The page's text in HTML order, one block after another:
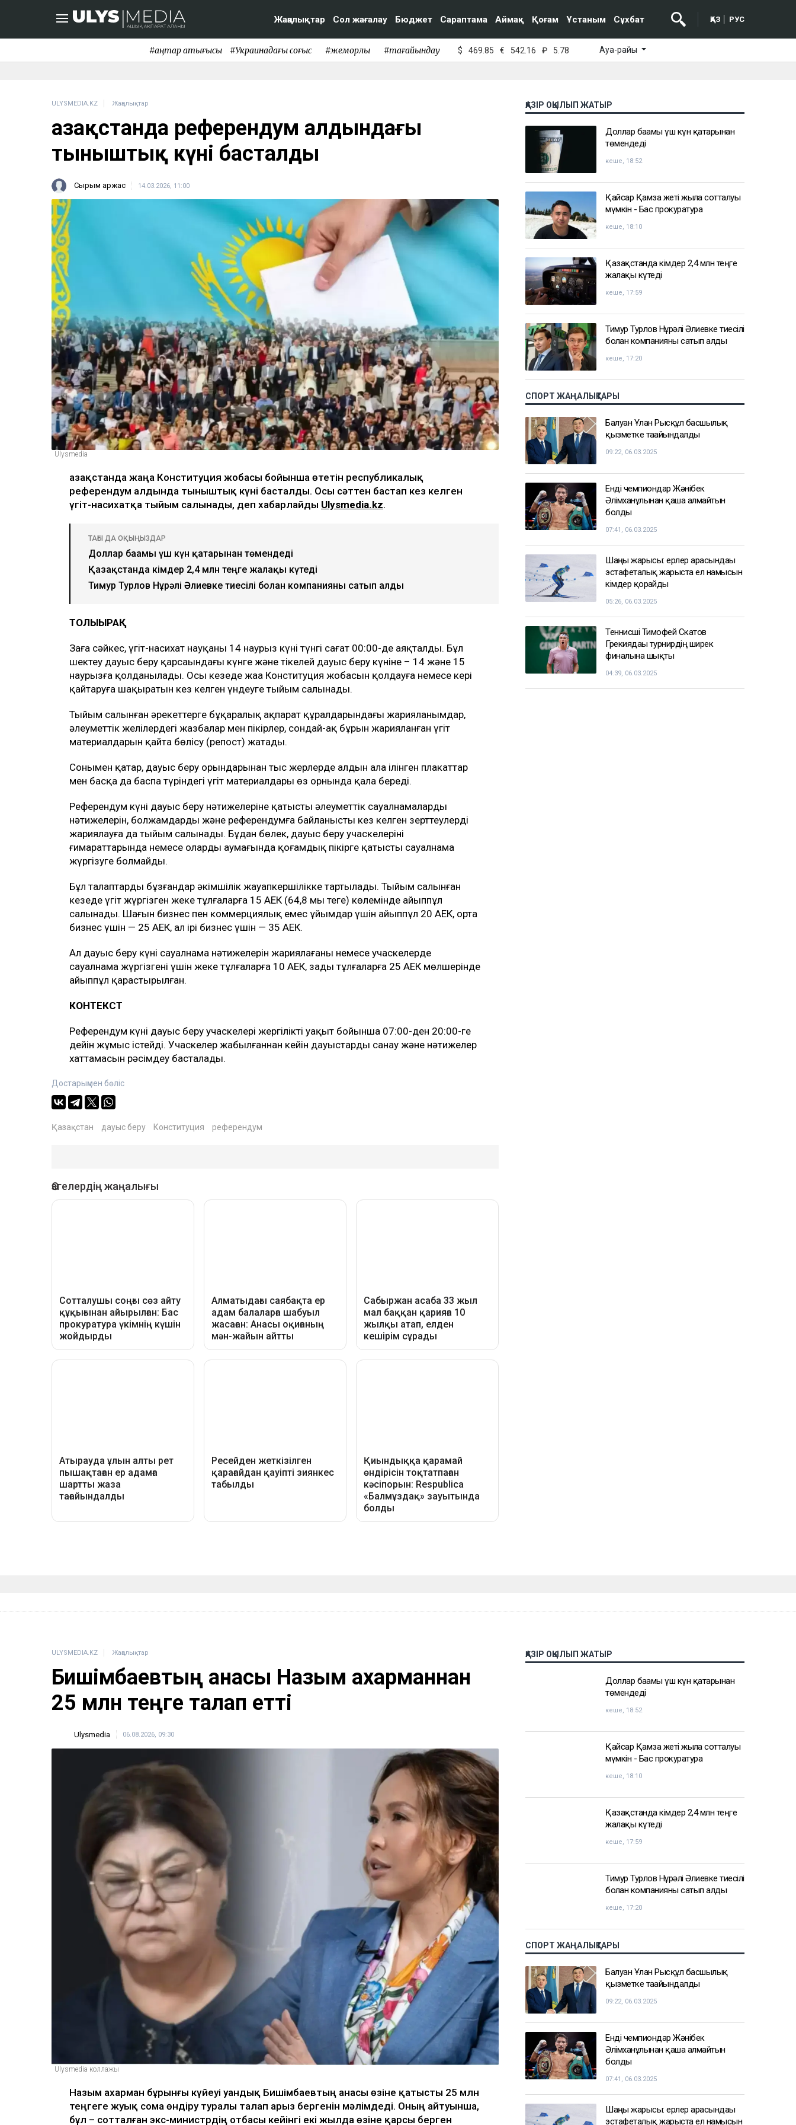
Жаңалықтар Сол жағалау Бюджет Сараптама Аймақ Қоғам Ұстаным Сұхбат ҚАЗ РУС
#қаңтар қақтығысы #Украинадағы соғыс #жемқорлық #тағайындау $ 469.85 € 542.16 ₽ 5.78 Ауа-райы
ULYSMEDIA.KZ Жаңалықтар
Қазақстанда референдум алдындағы
тыныштық күні басталды
Сырым Қаржас 14.03.2026, 11:00
Ulysmedia
Қазақстанда жаңа Конституция жобасы бойынша өтетін республикалық
референдум алдында тыныштық күні басталды. Осы сәттен бастап кез келген
үгіт-насихатқа тыйым салынады, деп хабарлайды Ulysmedia.kz.
ТАҒЫ ДА ОҚЫҢЫЗДАР
Доллар бағамы үш күн қатарынан төмендеді
Қазақстанда кімдер 2,4 млн теңге жалақы күтеді
Тимур Турлов Нұрәлі Әлиевке тиесілі болған компанияны сатып алды
ТОЛЫҒЫРАҚ
Заңға сәйкес, үгіт-насихат науқаны 14 наурыз күні түнгі сағат 00:00-де аяқталды. Бұл
шектеу дауыс беру қарсаңындағы күнге және тікелей дауыс беру күніне – 14 және 15
наурызға қолданылады. Осы кезеңде жаңа Конституция жобасын қолдауға немесе кері
қайтаруға шақыратын кез келген үндеуге тыйым салынады.
Тыйым салынған әрекеттерге бұқаралық ақпарат құралдарындағы жарияланымдар,
әлеуметтік желілердегі жазбалар мен пікірлер, сондай-ақ бұрын жарияланған үгіт
материалдарын қайта бөлісу (репост) жатады.
Сонымен қатар, дауыс беру орындарынан тыс жерлерде алдын ала ілінген плакаттар
мен басқа да баспа түріндегі үгіт материалдары өз орнында қала береді.
Референдум күні дауыс беру нәтижелеріне қатысты әлеуметтік сауалнамалардың
нәтижелерін, болжамдарды және референдумға байланысты кез келген зерттеулерді
жариялауға да тыйым салынады. Бұдан бөлек, дауыс беру учаскелерінің
ғимараттарында немесе олардың аумағында қоғамдық пікірге қатысты сауалнама
жүргізуге болмайды.
Бұл талаптарды бұзғандар әкімшілік жауапкершілікке тартылады. Тыйым салынған
кезеңде үгіт жүргізген жеке тұлғаларға 15 АЕК (64,8 мың теңге) көлемінде айыппұл
салынады. Шағын бизнес пен коммерциялық емес ұйымдар үшін айыппұл 20 АЕК, орта
бизнес үшін — 25 АЕК, ал ірі бизнес үшін — 35 АЕК.
Ал дауыс беру күні сауалнама нәтижелерін жариялағаны немесе учаскелерде
сауалнама жүргізгені үшін жеке тұлғаларға 10 АЕК, заңды тұлғаларға 25 АЕК мөлшерінде
айыппұл қарастырылған.
КОНТЕКСТ
Референдум күні дауыс беру учаскелері жергілікті уақыт бойынша 07:00-ден 20:00-ге
дейін жұмыс істейді. Учаскелер жабылғаннан кейін дауыстарды санау және нәтижелер
хаттамасын рәсімдеу басталады.
Достарыңмен бөліс
Қазақстан дауыс беру Конституция референдум
ҚАЗІР ОҚЫЛЫП ЖАТЫР
Доллар бағамы үш күн қатарынан
төмендеді
кеше, 18:52
Қайсар Қамза жеті жылға сотталуы
мүмкін - Бас прокуратура
кеше, 18:10
Қазақстанда кімдер 2,4 млн теңге
жалақы күтеді
кеше, 17:59
Тимур Турлов Нұрәлі Әлиевке тиесілі
болған компанияны сатып алды
кеше, 17:20
СПОРТ ЖАҢАЛЫҚТАРЫ
Балуан Ұлан Рысқұл басшылық
қызметке тағайындалды
09:22, 06.03.2025
Енді чемпиондар Жәнібек
Әлімханұлынан қаша алмайтын
болды
07:41, 06.03.2025
Шаңғы жарысы: ерлер арасындағы
эстафеталық жарыста ел намысын
кімдер қорғайды
05:26, 06.03.2025
Теннисші Тимофей Скатов
Грекиядағы турнирдің ширек
финалына шықты
04:39, 06.03.2025
ULYSMEDIA.KZ Жаңалықтар
Бишімбаевтың анасы Назым Қахарманнан
25 млн теңге талап етті
Ulysmedia 06.08.2026, 09:30
Ulysmedia коллажы
Назым Қахарман бұрынғы күйеуі Қуандық Бишімбаевтың анасы өзіне қатысты 25 млн
теңгеге жуық сома өндіру туралы талап арыз бергенін мәлімдеді. Оның айтуынша,
бұл – сотталған экс-министрдің отбасы кейінгі екі жылда өзіне қарсы берген
ҚАЗІР ОҚЫЛЫП ЖАТЫР
Доллар бағамы үш күн қатарынан
төмендеді
кеше, 18:52
Қайсар Қамза жеті жылға сотталуы
мүмкін - Бас прокуратура
кеше, 18:10
Қазақстанда кімдер 2,4 млн теңге
жалақы күтеді
кеше, 17:59
Тимур Турлов Нұрәлі Әлиевке тиесілі
болған компанияны сатып алды
кеше, 17:20
СПОРТ ЖАҢАЛЫҚТАРЫ
Балуан Ұлан Рысқұл басшылық
қызметке тағайындалды
09:22, 06.03.2025
Енді чемпиондар Жәнібек
Әлімханұлынан қаша алмайтын
болды
07:41, 06.03.2025
Шаңғы жарысы: ерлер арасындағы
эстафеталық жарыста ел намысын